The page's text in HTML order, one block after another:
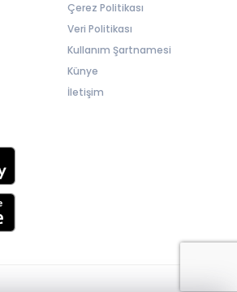
Çerez Politikası
Veri Politikası
Kullanım Şartnamesi
Künye
İletişim